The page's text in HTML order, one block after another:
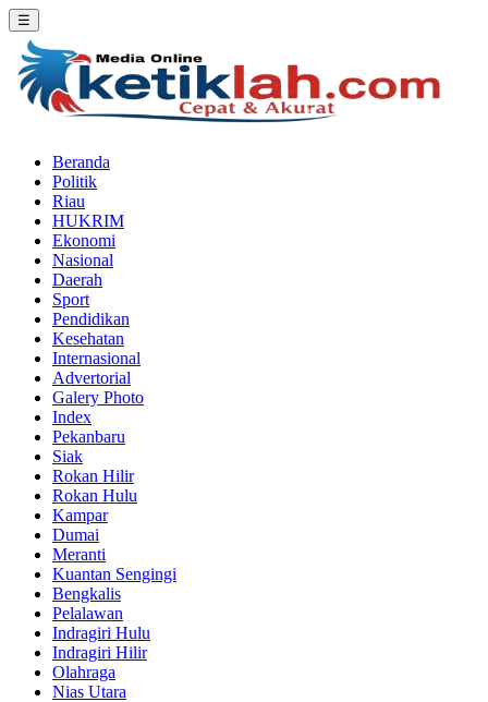
☰
Beranda
Politik
Riau
HUKRIM
Ekonomi
Nasional
Daerah
Sport
Pendidikan
Kesehatan
Internasional
Advertorial
Galery Photo
Index
Pekanbaru
Siak
Rokan Hilir
Rokan Hulu
Kampar
Dumai
Meranti
Kuantan Sengingi
Bengkalis
Pelalawan
Indragiri Hulu
Indragiri Hilir
Olahraga
Nias Utara